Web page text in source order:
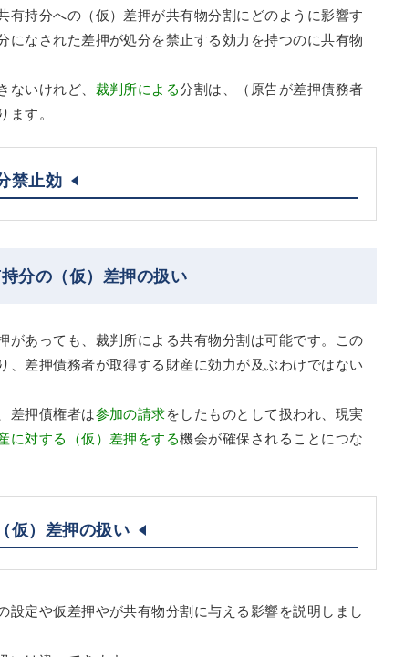
有持分への（仮）差押が共有物分割にどのように影響す
になされた差押が処分を禁止する効力を持つのに共有物
ないけれど、 裁判所による分割は、（原告が差押債務者
す。
禁止効
分の（仮）差押の扱い
があっても、裁判所による共有物分割は可能です。この
、差押債務者が取得する財産に効力が及ぶわけではない
差押債権者は参加の請求をしたものとして扱われ、現実
に対する（仮）差押をする機会が確保されることにつな
仮）差押の扱い
設定や仮差押やが共有物分割に与える影響を説明しまし